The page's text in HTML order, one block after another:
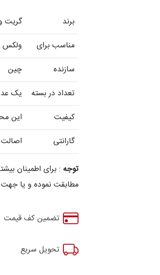
برند
گریت
مناسب برای
ولکس VOLEX C30
سازنده
چین
تعداد در بسته
یک
کیفیت
این
گارانتی
توجه : برای اطمینان
مطابقت نموده و یا جهت
تضمین کف قیمت
تحویل سریع